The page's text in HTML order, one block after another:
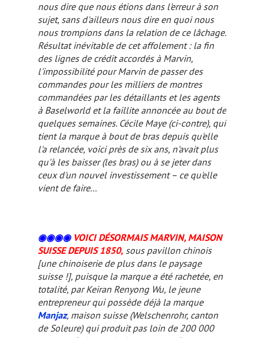
nous dire que nous étions dans l'erreur à son
sujet, sans d'ailleurs nous dire en quoi nous
nous trompions dans la relation de ce lâchage.
Résultat inévitable de cet affolement : la fin
des lignes de crédit accordés à Marvin,
l'impossibilité pour Marvin de passer des
commandes pour les milliers de montres
commandées par les détaillants et les agents
à Baselworld et la faillite annoncée au bout de
quelques semaines. Cécile Maye (ci-contre), qui
tient la marque à bout de bras depuis qu'elle
l'a relancée, voici près de six ans, n'avait plus
qu'à les baisser (les bras) ou à se jeter dans
ceux d'un nouvel investissement – ce qu'elle
vient de faire...
◉◉◉◉ VOICI DÉSORMAIS MARVIN, MAISON
SUISSE DEPUIS 1850, sous pavillon chinois
[une chinoiseriede plus dans le paysage
suisse !], puisque la marque a été rachetée, en
totalité, par Keiran Renyong Wu, le jeune
entrepreneur qui possède déjà la marque
Manjaz, maison suisse (Welschenrohr, canton
de Soleure) qui produit pas loin de 200 000